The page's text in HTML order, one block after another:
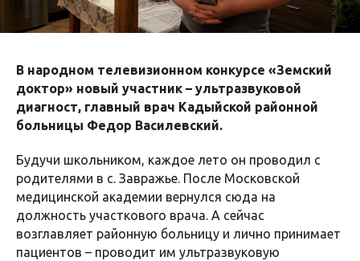
В народном телевизионном конкурсе «Земский
доктор» новый участник – ультразвуковой
диагност, главный врач Кадыйской районной
больницы Федор Василевский.
Будучи школьником, каждое лето он проводил с
родителями в с. Завражье. После Московской
медицинской академии вернулся сюда на
должность участкового врача. А сейчас
возглавляет районную больницу и лично принимает
пациентов – проводит им ультразвуковую